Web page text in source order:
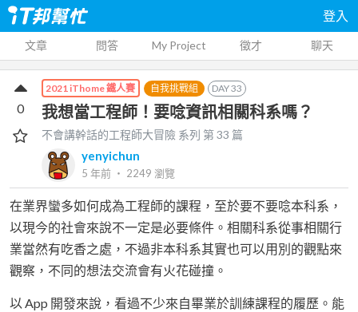
登入
文章 問答 My Project 徵才 聊天
2021 iThome 鐵人賽 自我挑戰組 DAY33
我想當工程師！要唸資訊相關科系嗎？
不會講幹話的工程師大冒險 系列 第33 篇
yenyichun
5 年前 ‧ 2249 瀏覽
0
在業界蠻多如何成為工程師的課程，至於要不要唸本科系，
以現今的社會來說不一定是必要條件。相關科系從事相關行
業當然有吃香之處，不過非本科系其實也可以用別的觀點來
觀察，不同的想法交流會有火花碰撞。
以 App 開發來說，看過不少來自畢業於訓練課程的履歷。能